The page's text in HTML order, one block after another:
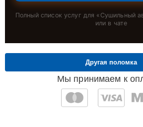
Полный список услуг для « Сушильный
или в чате
Мы принимаем к
Другая поломка